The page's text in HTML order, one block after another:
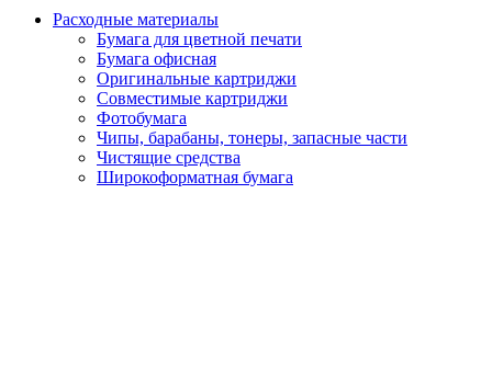
Расходные материалы
Бумага для цветной печати
Бумага офисная
Оригинальные картриджи
Совместимые картриджи
Фотобумага
Чипы, барабаны, тонеры, запасные части
Чистящие средства
Широкоформатная бумага